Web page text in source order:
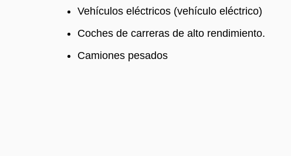
Vehículos eléctricos (vehículo eléctrico)
Coches de carreras de alto rendimiento.
Camiones pesados